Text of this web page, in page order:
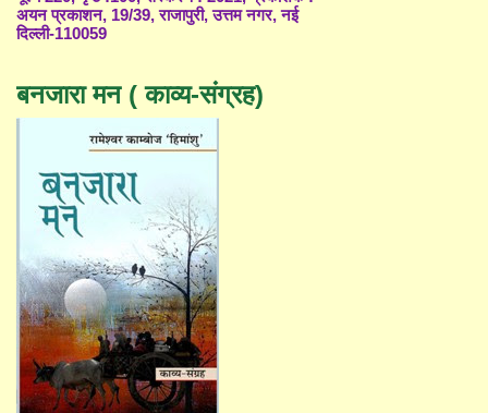
अयन प्रकाशन, 19/39, राजापुरी, उत्तम नगर, नई
दिल्ली-110059
बनजारा मन ( काव्य-संग्रह)